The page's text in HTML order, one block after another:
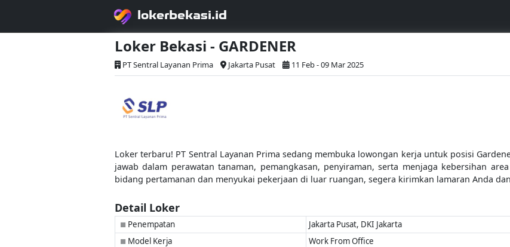
lokerbekasi.id
Loker Bekasi - GARDENER
PT Sentral Layanan Prima Jakarta Pusat 11 Feb - 09 Mar 2025
Loker terbaru! PT Sentral Layanan Prima sedang membuka lowongan kerja untuk posisi
jawab dalam perawatan tanaman, pemangkasan, penyiraman, serta menjaga kebersihan
bidang pertamanan dan menyukai pekerjaan di luar ruangan, segera kirimkan lamaran Anda
Detail Loker
■ Penempatan Jakarta Pusat, DKI Jakarta
■ Model Kerja Work From Office